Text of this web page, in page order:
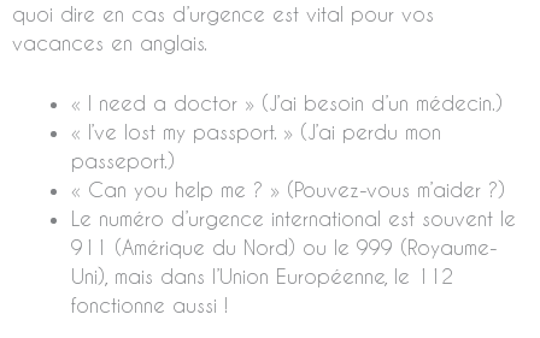
quoi dire en cas d’urgence est vital pour vos
vacances en anglais.
« I need a doctor » (J’ai besoin d’un médecin.)
« I’ve lost my passport. » (J’ai perdu mon
passeport.)
« Can you help me ? » (Pouvez-vous m’aider ?)
Le numéro d’urgence international est souvent le
911 (Amérique du Nord) ou le 999 (Royaume-
Uni), mais dans l’Union Européenne, le 112
fonctionne aussi !